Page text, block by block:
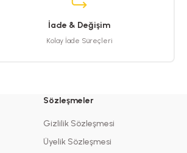
İade & Değişim
Kolay İade Süreçleri
Sözleşmeler
Gizlilik Sözleşmesi
Üyelik Sözleşmesi